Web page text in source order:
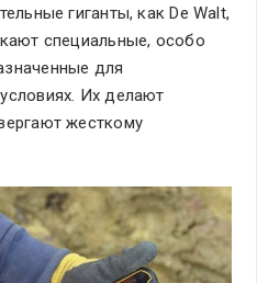
гиганты, как De Walt,
специальные, особо
для
Их делают
жесткому